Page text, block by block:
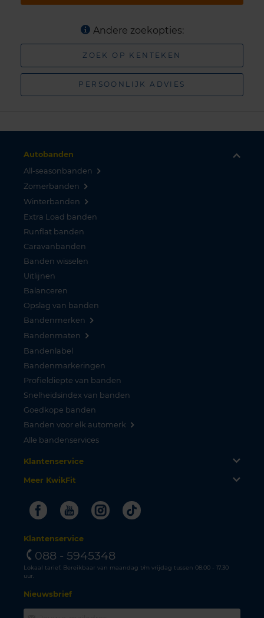
Andere zoekopties:
ZOEK OP KENTEKEN
PERSOONLIJK ADVIES
Autobanden
All-seasonbanden
Zomerbanden
Winterbanden
Extra Load banden
Runflat banden
Caravanbanden
Banden wisselen
Uitlijnen
Balanceren
Opslag van banden
Bandenmerken
Bandenmaten
Bandenlabel
Bandenmarkeringen
Profieldiepte van banden
Snelheidsindex van banden
Goedkope banden
Banden voor elk automerk
Alle bandenservices
Klantenservice
Meer KwikFit
FacebookYoutubeInstagram
Tiktok
Klantenservice
088 - 5945348
Lokaal tarief. Bereikbaar van maandag t/m vrijdag tussen 08.00 - 17.30
uur.
Nieuwsbrief